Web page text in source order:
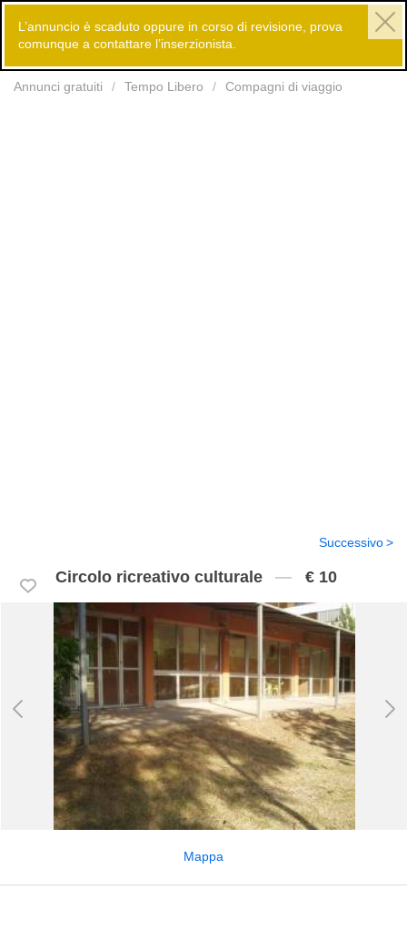
Annunci gratuiti Tempo Libero Compagni di viaggio
L’annuncio è scaduto oppure in corso di revisione, prova
comunque a contattare l’inserzionista.
Circolo ricreativo culturale € 10
Successivo
Mappa